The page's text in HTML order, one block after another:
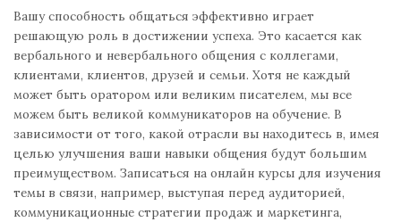
Вашу способность общаться эффективно играет
решающую роль в достижении успеха. Это касается как
вербального и невербального общения с коллегами,
клиентами, клиентов, друзей и семьи. Хотя не каждый
может быть оратором или великим писателем, мы все
можем быть великой коммуникаторов на обучение. В
зависимости от того, какой отрасли вы находитесь в, имея
целью улучшения ваши навыки общения будут большим
преимуществом. Записаться на онлайн курсы для изучения
темы в связи, например, выступая перед аудиторией,
коммуникационные стратегии продаж и маркетинга,